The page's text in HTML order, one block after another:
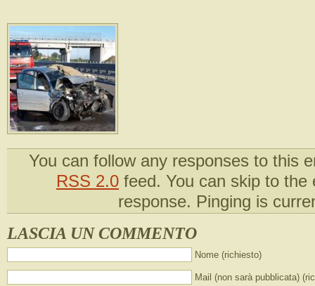
You can follow any responses to this
RSS 2.0 feed. You can skip to the
response. Pinging is
LASCIA UN COMMENTO
Nome (richiesto)
Mail (non sarà pubblicata)